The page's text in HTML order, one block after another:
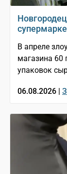
В апреле
магазина 60
упаковок
06.08.2026 |